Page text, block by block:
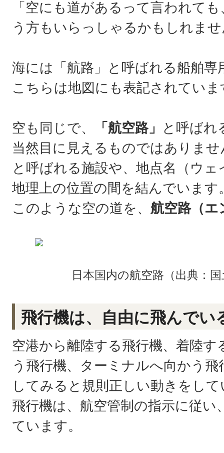
「空にも道があるって言われて
う方もいらっしゃるかもしれま
海には「航路」と呼ばれる船舶
こちらは地図にも表記されていま
空も同じで、 「航空路」
と呼ばれ
当然目に見えるものではありま
と呼ばれる施設や、地点名（ウ
地理上の位置の間を結んでいます
このような空の道を、 航空路（エ
日本国内の航空路（出典：
飛行機は、自由に飛んでい
空港から離陸する飛行機、着陸す
う飛行機、ターミナルへ向かう
してみると規則正しい動きをし
飛行機は、航空管制の指示に従
ています。